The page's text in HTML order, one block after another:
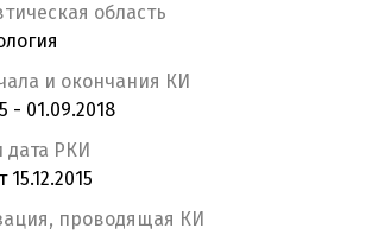
область
и окончания КИ
- 01.09.2018
дата РКИ
проводящая КИ